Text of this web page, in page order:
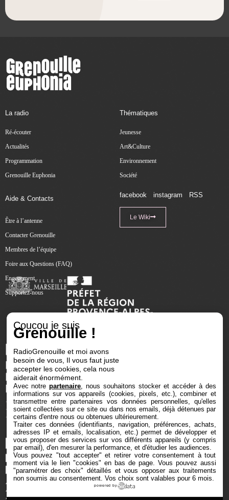
La radio
Ré-écouter
Actualités
Programmation
Grenouille Euphonia
Thématiques
Jeunesse
Art&Culture
Environnement
Société
Aide & Contacts
Être à l’antenne
Contacter Grenouille
Membres de l’équipe
Foire aux Questions (FAQ)
Engagement
Supportez-nous
facebook instagram RSS
Le Wiki
Coucou je suis
Grenouille !
RadioGrenouille et moi avons
besoin de vous, Il vous faut juste
accepter les cookies, cela nous
aiderait énormément.
Avec notrepartenaire , nous souhaitons stocker et accéder à des
informations sur vos appareils (cookies, pixels, etc.), combiner et
transmettre entre partenaires vos données personnelles, qu'elles
soient collectées sur ce site ou dans nos emails, déjà détenues par
certains d'entre nous ou obtenues ultérieurement.
Traiter ces données (identifiants, navigation, préférences, achats,
adresses IP et emails, localisation, etc.) permet de développer et
vous proposer des services sur vos différents appareils (y compris
par email), d'en mesurer la performance, et d'étudier les audiences.
Vous pouvez "tout accepter" et retirer votre consentement à tout
moment via le lien "cookies" en bas de page. Vous pouvez aussi
"paramétrer des choix" détaillés et vous opposer aux traitements
non soumis au consentement. Vos choix sont valables pour 6 mois.
powered by